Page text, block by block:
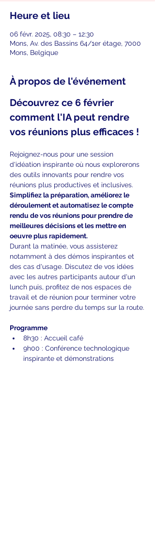
Heure et lieu
06 févr. 2025, 08:30 – 12:30
Mons, Av. des Bassins 64/1er étage, 7000
Mons, Belgique
À propos de l'événement
Découvrez ce 6 février
comment l'IA peut rendre
vos réunions plus efficaces !
Rejoignez-nous pour une session
d'idéation inspirante où nous explorerons
des outils innovants pour rendre vos
réunions plus productives et inclusives.
Simplifiez la préparation, améliorez le
déroulement et automatisez le compte
rendu de vos réunions pour prendre de
meilleures décisions et les mettre en
oeuvre plus rapidement.
Durant la matinée, vous assisterez
notamment à des démos inspirantes et
des cas d'usage. Discutez de vos idées
avec les autres participants autour d'un
lunch puis, profitez de nos espaces de
travail et de réunion pour terminer votre
journée sans perdre du temps sur la route.
Programme
8h30 : Accueil café
9h00 : Conférence technologique
inspirante et démonstrations